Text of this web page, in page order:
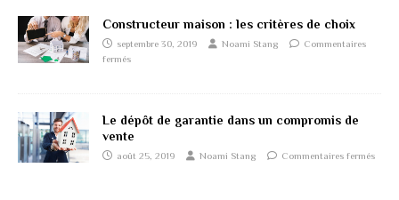
Constructeur maison : les critères de choix
septembre 30, 2019 Noami Stang
Commentaires
fermés
Le dépôt de garantie dans un compromis de
vente
août 25, 2019 Noami Stang Commentaires fermés